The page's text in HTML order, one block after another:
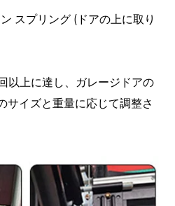
スプリング (ドアの上に取り
以上に達し、ガレージドアの
サイズと重量に応じて調整さ